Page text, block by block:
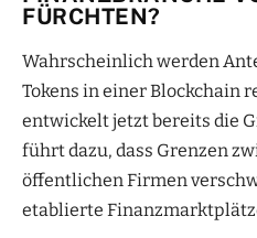
FÜRCHTEN?
Wahrscheinlich werden
Tokens in einer Blockchain
entwickelt jetzt bereits die
führt dazu, dass Grenzen
öffentlichen Firmen
etablierte